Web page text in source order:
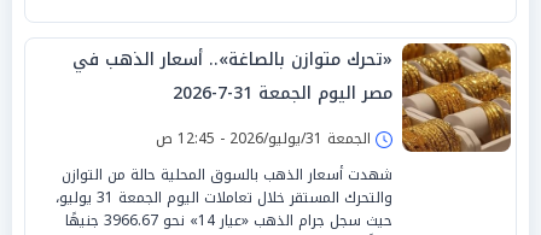
«تحرك متوازن بالصاغة».. أسعار الذهب في
مصر اليوم الجمعة 31-7-2026
الجمعة 31/يوليو/2026 - 12:45 ص
شهدت أسعار الذهب بالسوق المحلية حالة من التوازن
والتحرك المستقر خلال تعاملات اليوم الجمعة 31 يوليو،
حيث سجل جرام الذهب «عيار 14» نحو 3966.67 جنيهًا